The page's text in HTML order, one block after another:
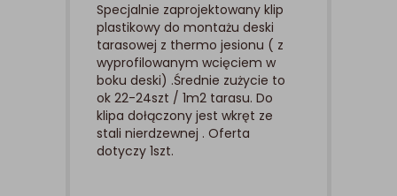
Specjalnie zaprojektowany klip
plastikowy do montażu deski
tarasowej z thermo jesionu ( z
wyprofilowanym wcięciem w
boku deski) .Średnie zużycie to
ok 22-24szt / 1m2 tarasu. Do
klipa dołączony jest wkręt ze
stali nierdzewnej . Oferta
dotyczy 1szt.